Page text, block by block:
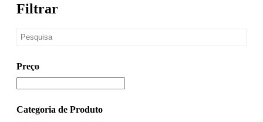
Filtrar
Preço
Categoria de Produto